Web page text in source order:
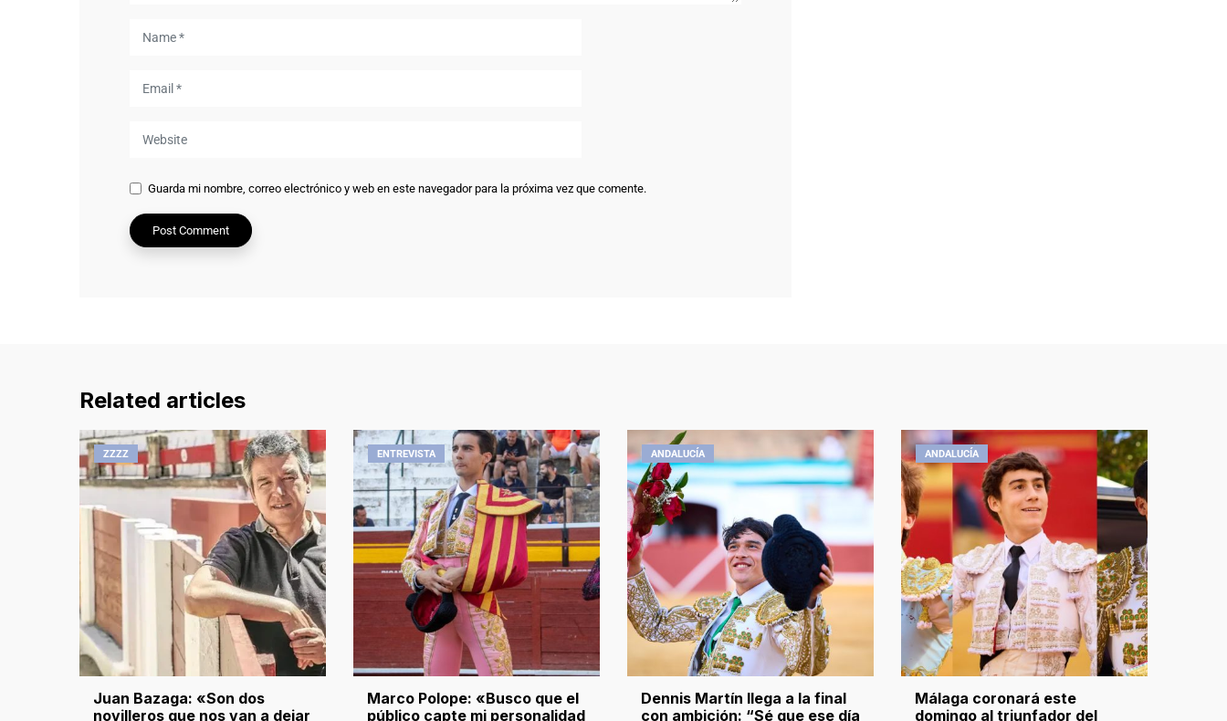
Guarda mi nombre, correo electrónico y web en este navegador para la próxima vez que comente.
Related articles
ZZZZ
Juan Bazaga: «Son dos
novilleros que nos van a dejar
ENTREVISTA
Marco Polope: «Busco que el
público capte mi personalidad
ANDALUCÍA
Dennis Martín llega a la final
con ambición: “Sé que ese día
ANDALUCÍA
Málaga coronará este
domingo al triunfador del